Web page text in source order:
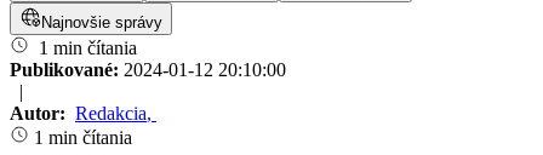
Najnovšie správy
1 min čítania
Publikované: 2024-01-12 20:10:00
|
Autor: Redakcia,
1 min čítania